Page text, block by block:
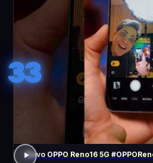
33
Novo OPPO Reno16 5G